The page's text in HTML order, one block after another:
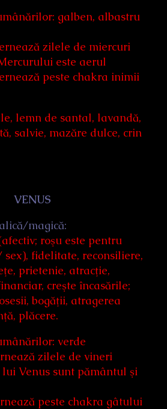
galben, albastru
zilele de miercuri
este aerul
peste chakra inimii
lemn de santal, lavandă,
salvie, mazăre dulce, crin
VENUS
magică:
roşu este pentru
fidelitate, reconsiliere,
prietenie, atracţie,
creşte încasările;
bogăţii, atragerea
plăcere.
verde
zilele de vineri
Venus sunt pământul şi
peste chakra gâtului